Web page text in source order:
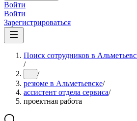
Войти
Войти
Зарегистрироваться
Поиск сотрудников в
/
... /
резюме в Альметьевске/
ассистент отдела сервиса/
проектная работа